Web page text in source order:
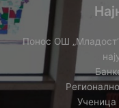
Понос ОШ
Ученица